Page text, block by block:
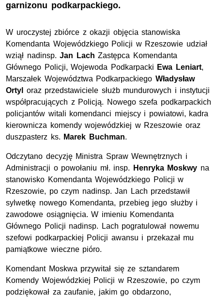
garnizonu podkarpackiego.
W uroczystej zbiórce z okazji objęcia stanowiska
Komendanta Wojewódzkiego Policji w Rzeszowie udział
wziął nadinsp.Jan Lach Zastępca Komendanta
Głównego Policji, Wojewoda Podkarpacki Ewa Leniart,
Marszałek Województwa Podkarpackiego Władysław
Ortyl
oraz przedstawiciele służb mundurowych i instytucji
współpracujących z Policją. Nowego szefa podkarpackich
policjantów witali komendanci miejscy i powiatowi, kadra
kierownicza komendy wojewódzkiej w Rzeszowie oraz
duszpasterz ks. Marek Buchman.
Odczytano decyzję Ministra Spraw Wewnętrznych i
Administracji o powołaniu mł. insp.
Henryka Moskwy na
stanowisko Komendanta Wojewódzkiego Policji w
Rzeszowie, po czym nadinsp. Jan Lach przedstawił
sylwetkę nowego Komendanta, przebieg jego służby i
zawodowe osiągnięcia. W imieniu Komendanta
Głównego Policji nadinsp. Lach pogratulował nowemu
szefowi podkarpackiej Policji awansu i przekazał mu
pamiątkowe wieczne pióro.
Komendant Moskwa przywitał się ze sztandarem
Komendy Wojewódzkiej Policji w Rzeszowie, po czym
podziękował za zaufanie, jakim go obdarzono,